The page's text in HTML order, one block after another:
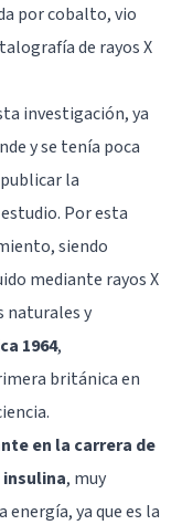
por cobalto, vio
de rayos X
investigación, ya
y se tenía poca
la
Por esta
siendo
mediante rayos X
naturales y
1964,
británica en
en la carrera de
, muy
ya que es la